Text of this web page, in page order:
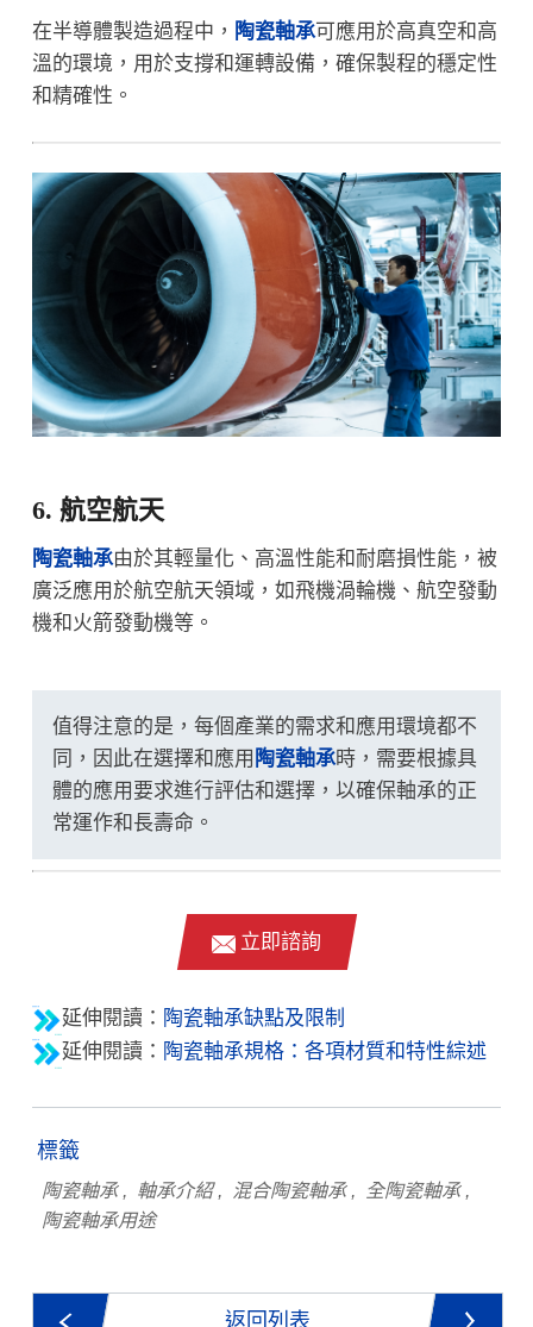
在半導體製造過程中， 陶瓷軸承可應用於高真空和高
溫的環境，用於支撐和運轉設備，確保製程的穩定性
和精確性。
6. 航空航天
陶瓷軸承由於其輕量化、高溫性能和耐磨損性能，被
廣泛應用於航空航天領域，如飛機渦輪機、航空發動
機和火箭發動機等。
值得注意的是，每個產業的需求和應用環境都不
同，因此在選擇和應用 陶瓷軸承時，需要根據具
體的應用要求進行評估和選擇，以確保軸承的正
常運作和長壽命。
立即諮詢
延伸閱讀： 陶瓷軸承缺點及限制
延伸閱讀： 陶瓷軸承規格：各項材質和特性綜述
標籤
陶瓷軸承 軸承介紹 混合陶瓷軸承
全陶瓷軸承
陶瓷軸承用途
返回列表